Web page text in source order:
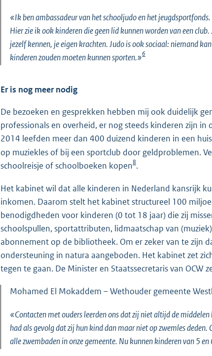
«Ik ben ambassadeur van het schooljudo en het
Hier zie ik ook kinderen die geen lid kunnen worden van een
jezelf kennen, je eigen krachten. Judo is ook sociaal: niemand
kinderen zouden moeten kunnen sporten.»6
Er is nog meer nodig
De bezoeken en gesprekken hebben mij ook duidelijk
professionals en overheid, er nog steeds kinderen zijn
2014 leefden meer dan 400 duizend kinderen in een
op muziekles of bij een sportclub door geldproblemen.
schoolreisje of schoolboeken kopen8.
Het kabinet wil dat alle kinderen in Nederland kansrijk
inkomen. Daarom stelt het kabinet structureel 100
benodigdheden voor kinderen (0 tot 18 jaar) die zij
schoolspullen, sportattributen, lidmaatschap van
abonnement op de bibliotheek. Om er zeker van te zijn
ondersteuning in natura aangeboden. Het kabinet zet
tegen te gaan. De Minister en Staatssecretaris van
Mohamed El Mokaddem – Wethouder gemeente
«Contacten met ouders leerden ons dat zij niet altijd de
had als gevolg dat zij hun kind dan maar niet op zwemles
alle zwembaden in onze gemeente. Nu kunnen kinderen van 5